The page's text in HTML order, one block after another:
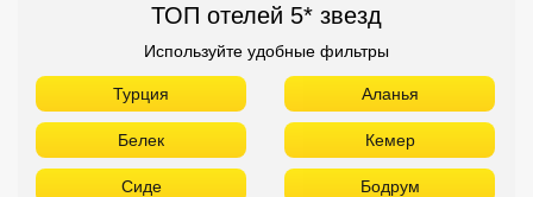
ТОП отелей 5* звезд
Используйте удобные фильтры
Турция Аланья
Белек Кемер
Сиде Бодрум